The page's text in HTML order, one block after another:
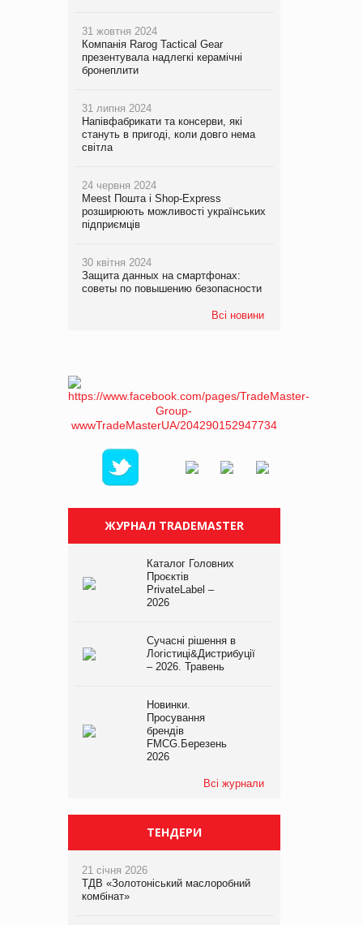
31 жовтня 2024
Компанія Rarog Tactical Gear
презентувала надлегкі керамічні
бронеплити
31 липня 2024
Напівфабрикати та консерви, які
стануть в пригоді, коли довго нема
світла
24 червня 2024
Meest Пошта і Shop-Express
розширюють можливості українських
підприємців
30 квітня 2024
Защита данных на смартфонах:
советы по повышению безопасности
Всі новини
ЖУРНАЛ TRADEMASTER
Каталог Головних
Проєктів
PrivateLabel –
2026
Сучасні рішення в
Логістиці&Дистрибуції
– 2026. Травень
Новинки.
Просування
брендів
FMCG.Березень
2026
Всі журнали
ТЕНДЕРИ
21 січня 2026
ТДВ «Золотоніський маслоробний
комбінат»